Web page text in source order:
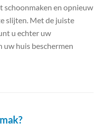
schoonmaken en opnieuw
slijten. Met de juiste
u echter uw
uw huis beschermen